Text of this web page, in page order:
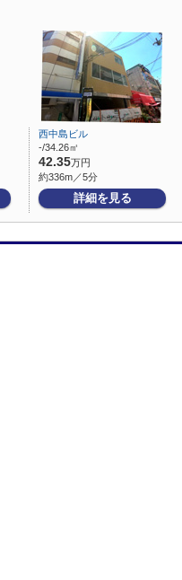
西中島ビル
-/34.26㎡
42.35万円
約336m／5分
詳細を見る